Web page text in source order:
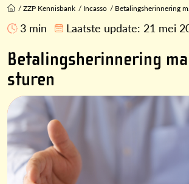
/ZZP Kennisbank / Incasso / Betalingsherinnering
3 min Laatste update: 21 mei
Betalingsherinnering
sturen